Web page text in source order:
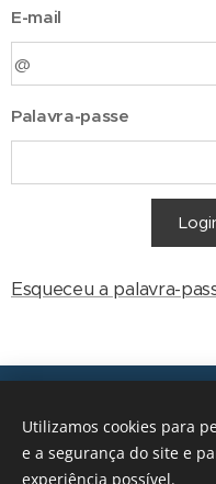
E-mail
Palavra-passe
Esqueceu a palavra-
Utilizamos cookies para
e a segurança do site e
experiência possível.